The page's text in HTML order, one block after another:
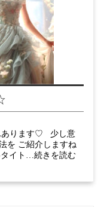
あります♡ 少し意
を ご紹介しますね
イト…続きを読む